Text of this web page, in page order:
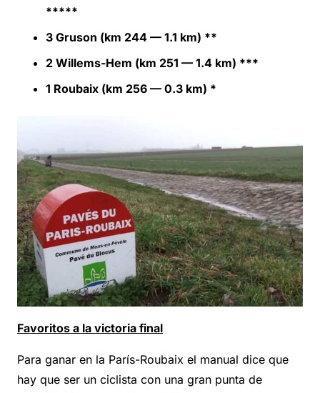
*****
3 Gruson (km 244 — 1.1 km) **
2 Willems-Hem (km 251 — 1.4 km) ***
1 Roubaix (km 256 — 0.3 km) *
Favoritos a la victoria final
Para ganar en la París-Roubaix el manual dice que
hay que ser un ciclista con una gran punta de